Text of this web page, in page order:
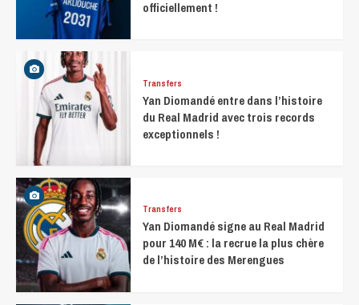
officiellement !
Transfers
Yan Diomandé entre dans l’histoire
du Real Madrid avec trois records
exceptionnels !
Transfers
Yan Diomandé signe au Real Madrid
pour 140 M€ : la recrue la plus chère
de l’histoire des Merengues